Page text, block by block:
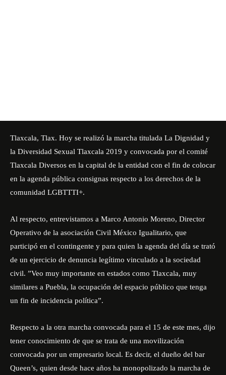
Tlaxcala, Tlax. Hoy se realizó la marcha titulada La Dignidad y
la Diversidad Sexual Tlaxcala 2019 y convocada por el comité
Tlaxcala Diversos en la capital de la entidad con el fin de colocar
en la agenda pública consignas respecto a los derechos de la
comunidad LGBTTTI+.
Al respecto, entrevistamos a Marco Antonio Moreno, Director
Operativo de la asociación Civil México Igualitario, que
participó en el contingente y para quien la agenda del día se trató
de un ejercicio de denuncia legítimo vinculado a la sociedad
civil. ”Veo muy importante en estados como Tlaxcala, muy
similares a Puebla, la ocupación del espacio público que tenga
un fin de incidencia política”.
Respecto a la otra marcha convocada para el 15 de este mes, dijo
tener conocimiento de que se trata de una movilización
convocada por un empresario local. Es decir, el dueño del bar
Queen’s, quien desde hace años ha monopolizado la marcha de